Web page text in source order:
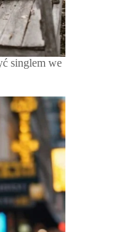
singlem we